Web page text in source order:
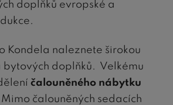
doplňků evropské a
Kondela naleznete širokou
bytových doplňků. Velkému
čalouněného nábytku
Mimo čalouněných sedacích